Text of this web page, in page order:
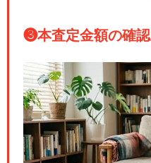
❸本査定金額の確認